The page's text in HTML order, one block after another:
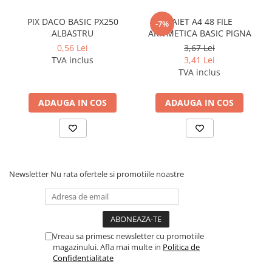
Markere speciale pentru desen
Pixuri si rezerve
Produse Craft
Genti laptop
Penare
Carti si jocuri pentru copii
Coperti scolare
Diverse articole pentru scoala
Produse curatenie
Instrumente de scris
PIX DACO BASIC PX250
ALBASTRU
0,56 Lei
TVA inclus
ADAUGA IN COS
-7%CAIET A4 48 FILE
ARITMETICA BASIC PIGNA
3,67 Lei
3,41 Lei
TVA inclus
ADAUGA IN COS
Newsletter Nu rata ofertele si promotiile noastre
Vreau sa primesc newsletter cu promotiile
magazinului. Afla mai multe in Politica de
Confidentialitate